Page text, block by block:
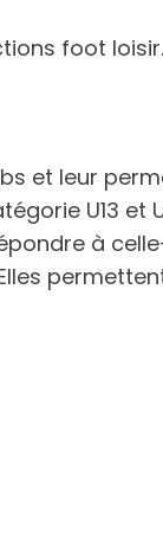
foot loisir.
et leur
U13
à